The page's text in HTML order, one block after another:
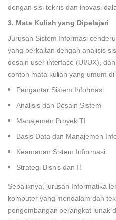
dengan sisi teknis dan inovasi
3. Mata Kuliah yang Dipelajari
Jurusan Sistem Informasi
yang berkaitan dengan analisis
desain user interface (UI/UX),
contoh mata kuliah yang umum
Pengantar Sistem Informasi
Analisis dan Desain Sistem
Manajemen Proyek TI
Basis Data dan Manajemen
Keamanan Sistem Informasi
Strategi Bisnis dan IT
Sebaliknya, jurusan Informatika
komputer yang mendalam dan
pengembangan perangkat lunak